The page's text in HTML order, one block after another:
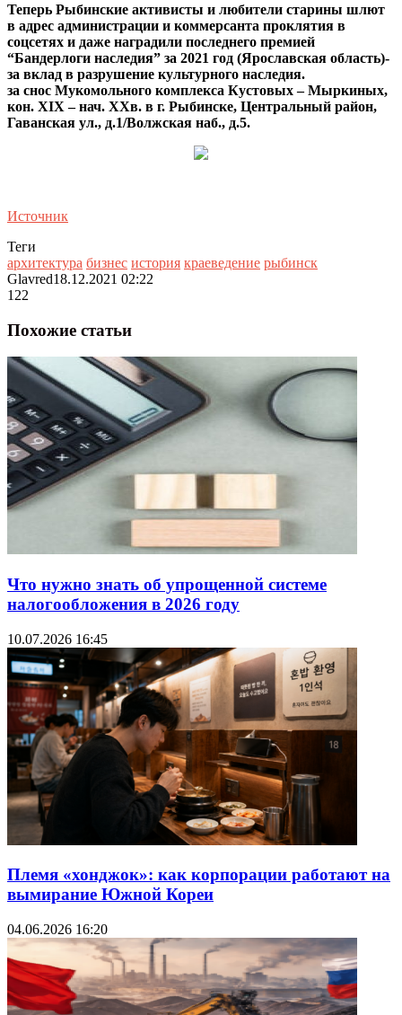
Теперь Рыбинские активисты и любители старины шлют
в адрес администрации и коммерсанта проклятия в
соцсетях и даже наградили последнего премией
“Бандерлоги наследия” за 2021 год (Ярославская область)-
за вклад в разрушение культурного наследия.
за снос Мукомольного комплекса Кустовых – Мыркиных,
кон. XIX – нач. XXв. в г. Рыбинске, Центральный район,
Гаванская ул., д.1/Волжская наб., д.5.
Источник
Теги
архитектура бизнес история краеведение рыбинск
Glavred18.12.2021 02:22
122
Похожие статьи
Что нужно знать об упрощенной системе
налогообложения в 2026 году
10.07.2026 16:45
Племя «хонджок»: как корпорации работают на
вымирание Южной Кореи
04.06.2026 16:20